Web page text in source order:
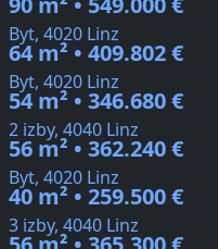
Byt, 4020 Linz
64 m² • 409.802 €
Byt, 4020 Linz
54 m² • 346.680 €
2 izby, 4040 Linz
56 m² • 362.240 €
Byt, 4020 Linz
40 m² • 259.500 €
3 izby, 4040 Linz